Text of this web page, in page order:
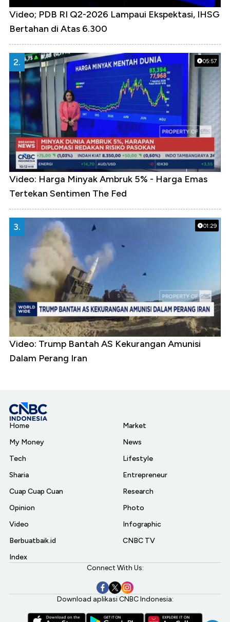
Video; PDB RI Q2-2026 Lampaui Ekspektasi, IHSG
Bertahan di Atas 6.300
05:57
2.
Video: Harga Minyak Ambruk 5% - Harga Emas
Tertekan Sentimen The Fed
01:29
3.
Video: Trump Bantah AS Kekurangan Amunisi
Dalam Perang Iran
Home
My Money
Tech
Sharia
Cuap Cuap Cuan
Opinion
Video
Berbuatbaik.id
Index
Market
News
Lifestyle
Entrepreneur
Research
Photo
Infographic
CNBC TV
Connect With Us:
Download aplikasi CNBC Indonesia: